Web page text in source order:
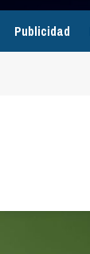
Publicidad